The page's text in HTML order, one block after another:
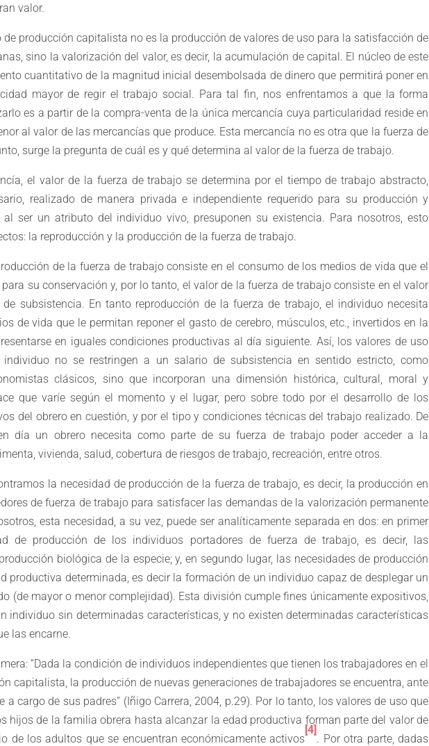
valor.
de producción capitalista no es la producción de valores de uso para la satisfacción de
sino la valorización del valor, es decir, la acumulación de capital. El núcleo de este
cuantitativo de la magnitud inicial desembolsada de dinero que permitirá poner en
mayor de regir el trabajo social. Para tal fin, nos enfrentamos a que la forma
es a partir de la compra-venta de la única mercancía cuya particularidad reside en
al valor de las mercancías que produce. Esta mercancía no es otra que la fuerza de
surge la pregunta de cuál es y qué determina al valor de la fuerza de trabajo.
el valor de la fuerza de trabajo se determina por el tiempo de trabajo abstracto,
realizado de manera privada e independiente requerido para su producción y
al ser un atributo del individuo vivo, presuponen su existencia. Para nosotros, esto
la reproducción y la producción de la fuerza de trabajo.
de la fuerza de trabajo consiste en el consumo de los medios de vida que el
su conservación y, por lo tanto, el valor de la fuerza de trabajo consiste en el valor
subsistencia. En tanto reproducción de la fuerza de trabajo, el individuo necesita
de vida que le permitan reponer el gasto de cerebro, músculos, etc., invertidos en la
en iguales condiciones productivas al día siguiente. Así, los valores de uso
individuo no se restringen a un salario de subsistencia en sentido estricto, como
clásicos, sino que incorporan una dimensión histórica, cultural, moral y
que varíe según el momento y el lugar, pero sobre todo por el desarrollo de los
del obrero en cuestión, y por el tipo y condiciones técnicas del trabajo realizado. De
día un obrero necesita como parte de su fuerza de trabajo poder acceder a la
vivienda, salud, cobertura de riesgos de trabajo, recreación, entre otros.
la necesidad de producción de la fuerza de trabajo, es decir, la producción en
de fuerza de trabajo para satisfacer las demandas de la valorización permanente
esta necesidad, a su vez, puede ser analíticamente separada en dos: en primer
de producción de los individuos portadores de fuerza de trabajo, es decir, las
biológica de la especie; y, en segundo lugar, las necesidades de producción
productiva determinada, es decir la formación de un individuo capaz de desplegar un
(de mayor o menor complejidad). Esta división cumple fines únicamente expositivos,
individuo sin determinadas características, y no existen determinadas características
las encarne.
“Dada la condición de individuos independientes que tienen los trabajadores en el
capitalista, la producción de nuevas generaciones de trabajadores se encuentra, ante
a cargo de sus padres” (Iñigo Carrera, 2004, p.29). Por lo tanto, los valores de uso que
hijos de la familia obrera hasta alcanzar la edad productiva forman parte del valor de
de los adultos que se encuentran económicamente activos
[4]
. Por otra parte, dadas